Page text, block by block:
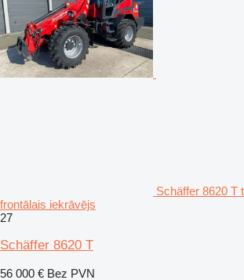
Schäffer 8620 T
frontālais iekrāvējs
27
Schäffer 8620 T
56 000 € Bez PVN